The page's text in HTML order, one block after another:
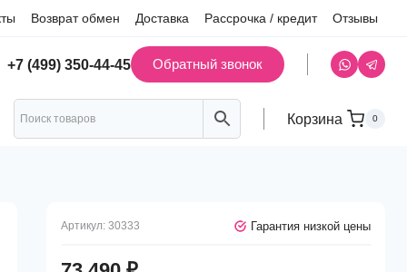
Возврат обмен Доставка Рассрочка / кредит Отзывы
+7 (499) 350-44-45 Обратный звонок
Корзина 0
Артикул:30333 Гарантия низкой цены